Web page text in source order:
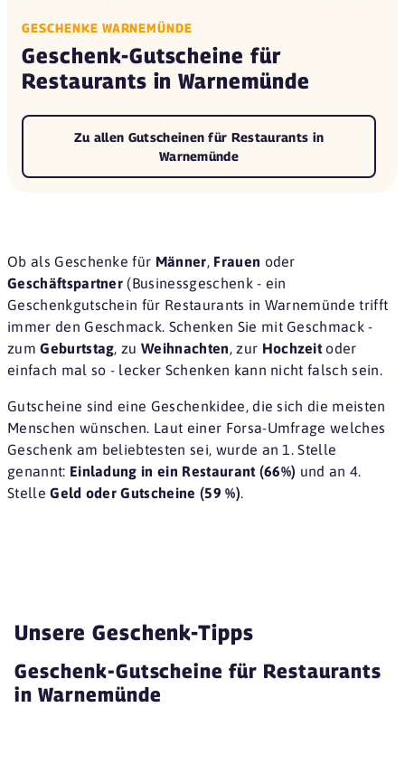
GESCHENKE WARNEMÜNDE
Geschenk-Gutscheine für
Restaurants in Warnemünde
Zu allen Gutscheinen für Restaurants in
Warnemünde
Ob als Geschenke für Männer, Frauen oder
Geschäftspartner (Businessgeschenk - ein
Geschenkgutschein für Restaurants in Warnemünde trifft
immer den Geschmack. Schenken Sie mit Geschmack -
zumGeburtstag, zuWeihnachten, zur Hochzeitoder
einfach mal so - lecker Schenken kann nicht falsch sein.
Gutscheine sind eine Geschenkidee, die sich die meisten
Menschen wünschen. Laut einer Forsa-Umfrage welches
Geschenk am beliebtesten sei, wurde an 1. Stelle
genannt: Einladung in ein Restaurant (66%) und an 4.
StelleGeld oder Gutscheine (59 %).
Unsere Geschenk-Tipps
Geschenk-Gutscheine für Restaurants
in Warnemünde